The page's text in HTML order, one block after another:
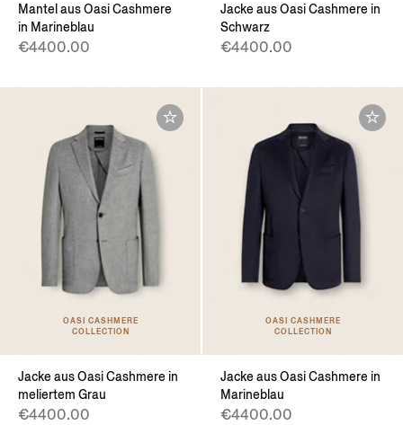
Mantel aus Oasi Cashmere
in Marineblau
€4400.00
Jacke aus Oasi Cashmere in
Schwarz
€4400.00
OASI CASHMERE
COLLECTION
Jacke aus Oasi Cashmere in
meliertem Grau
€4400.00
OASI CASHMERE
COLLECTION
Jacke aus Oasi Cashmere in
Marineblau
€4400.00